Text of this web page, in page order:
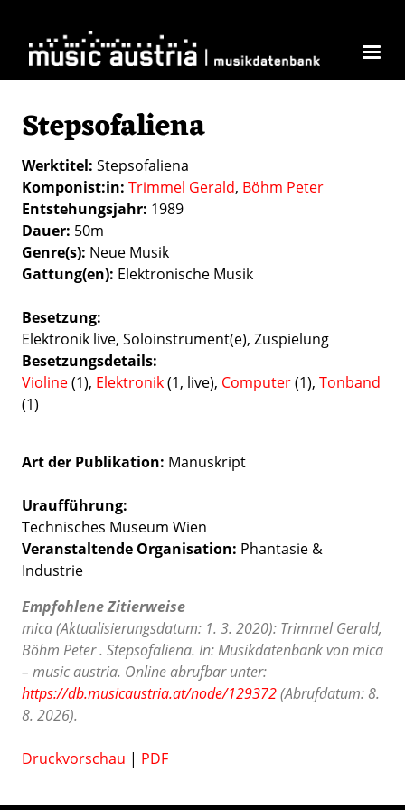
Stepsofaliena
Werktitel Stepsofaliena
Komponist:in Trimmel Gerald Böhm Peter
Entstehungsjahr 1989
Dauer 50m
Genre(s) Neue Musik
Gattung(en) Elektronische Musik
Besetzung
Elektronik live Soloinstrument(e) Zuspielung
Besetzungsdetails
Violine(1), Elektronik(1, live), Computer(1), Tonband
(1)
Art der Publikation Manuskript
Uraufführung:
Technisches Museum Wien
Veranstaltende Organisation: Phantasie &
Industrie
Empfohlene Zitierweise
mica (Aktualisierungsdatum: 1. 3. 2020): Trimmel Gerald,
Böhm Peter . Stepsofaliena. In: Musikdatenbank von mica
– music austria. Online abrufbar unter:
https://db.musicaustria.at/node/129372(Abrufdatum: 8.
8. 2026).
Druckvorschau | PDF